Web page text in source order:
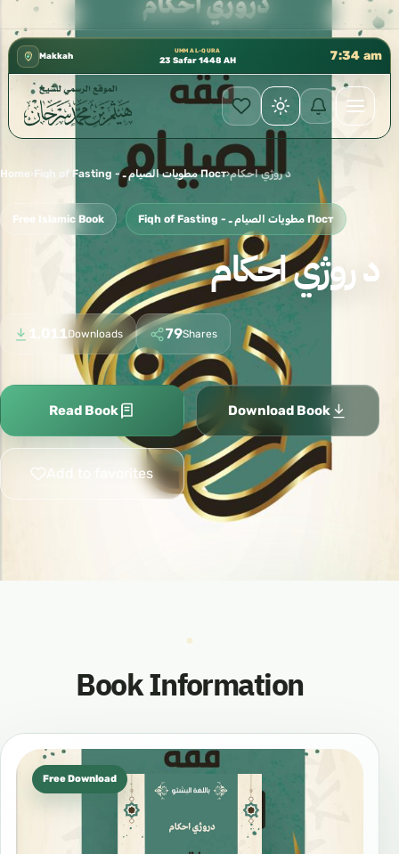
كتب الشيخ هيثم سرحان حفظه الله متوفرة مجانًا في
Makkah
UMM AL-QURA
23 Safar 1448 AH 7:34 am
Home Fiqh of Fasting - مطويات الصيام ـ Пост›د روژي احكام
Free Islamic Book Fiqh of Fasting - مطويات الصيام ـ Пост
د روژي احكام
1,011Downloads 79Shares
Read Book Download Book
Add to favorites
Book Information
Free Download